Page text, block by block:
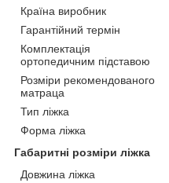
Країна виробник
Гарантійний термін
Комплектація
ортопедичним підставою
Розміри рекомендованого
матраца
Тип ліжка
Форма ліжка
Габаритні розміри ліжка
Довжина ліжка